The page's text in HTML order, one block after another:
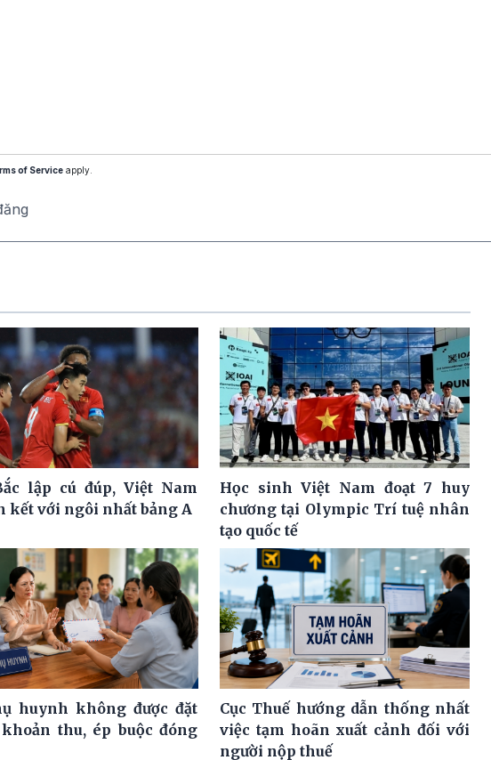
of Service apply.
lập cú đúp, Việt Nam
kết với ngôi nhất bảng A
Học sinh Việt Nam đoạt 7 huy
chương tại Olympic Trí tuệ nhân
tạo quốc tế
huynh không được đặt
thu, ép buộc đóng
Cục Thuế hướng dẫn thống nhất
việc tạm hoãn xuất cảnh đối với
người nộp thuế